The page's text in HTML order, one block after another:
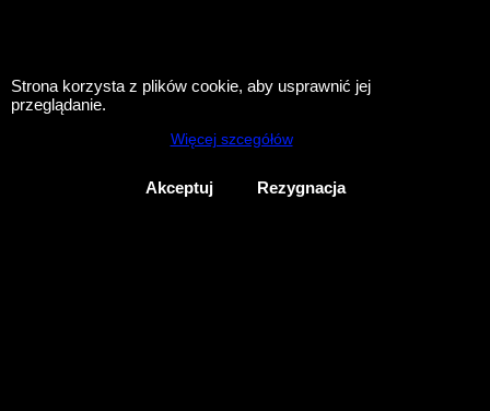
Strona korzysta z plików cookie, aby usprawnić jej
przeglądanie.
Więcej szcegółów
Akceptuj Rezygnacja